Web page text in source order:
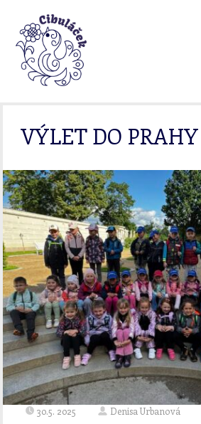
VÝLET DO PRAHY
30.5. 2025 Denisa Urbanová